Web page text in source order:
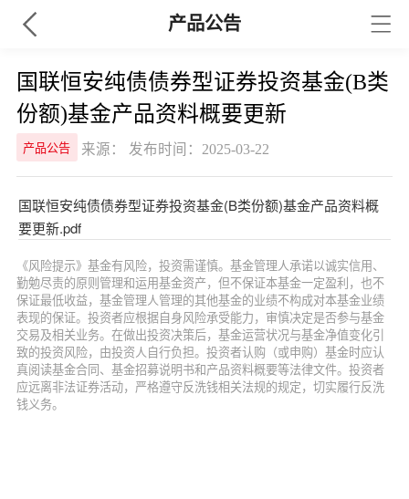
产品公告
国联恒安纯债债券型证券投资基金(B类
份额)基金产品资料概要更新
产品公告 来源： 发布时间：2025-03-22
国联恒安纯债债券型证券投资基金(B类份额)基金产品资料概
要更新.pdf
《风险提示》基金有风险，投资需谨慎。基金管理人承诺以诚实信用、
勤勉尽责的原则管理和运用基金资产，但不保证本基金一定盈利，也不
保证最低收益，基金管理人管理的其他基金的业绩不构成对本基金业绩
表现的保证。投资者应根据自身风险承受能力，审慎决定是否参与基金
交易及相关业务。在做出投资决策后，基金运营状况与基金净值变化引
致的投资风险，由投资人自行负担。投资者认购（或申购）基金时应认
真阅读基金合同、基金招募说明书和产品资料概要等法律文件。投资者
应远离非法证券活动，严格遵守反洗钱相关法规的规定，切实履行反洗
钱义务。